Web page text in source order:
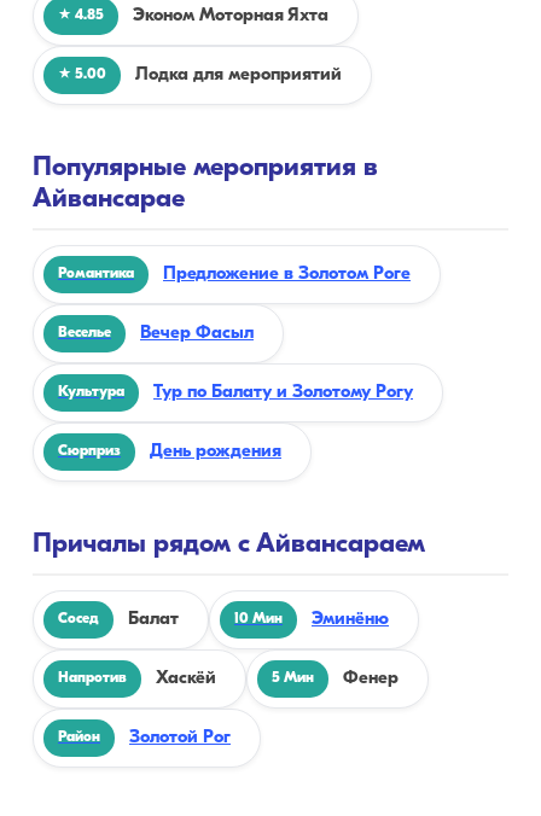
★ 4.85 Эконом Моторная Яхта
★ 5.00 Лодка для мероприятий
Популярные мероприятия в
Айвансарае
Романтика Предложение в Золотом Роге
Веселье Вечер Фасыл
Культура Тур по Балату и Золотому Рогу
Сюрприз День рождения
Причалы рядом с Айвансараем
Сосед Балат 10 Мин Эминёню
Напротив Хаскёй 5 Мин Фенер
Район Золотой Рог